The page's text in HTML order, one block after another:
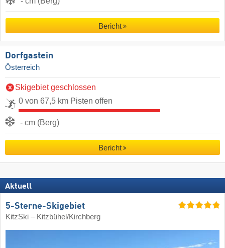
Bericht
Dorfgastein
Österreich
Skigebiet geschlossen
0 von 67,5 km Pisten offen
- cm (Berg)
Bericht
Aktuell
5-Sterne-Skigebiet
KitzSki – Kitzbühel/​Kirchberg